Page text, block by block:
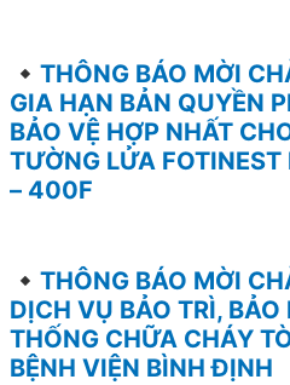
THÔNG BÁO MỜI
GIA HẠN BẢN QUYỀN
BẢO VỆ HỢP NHẤT
TƯỜNG LỬA FOTINEST
– 400F
THÔNG BÁO MỜI
DỊCH VỤ BẢO TRÌ, BẢO
THỐNG CHỮA CHÁY
BỆNH VIỆN BÌNH ĐỊNH